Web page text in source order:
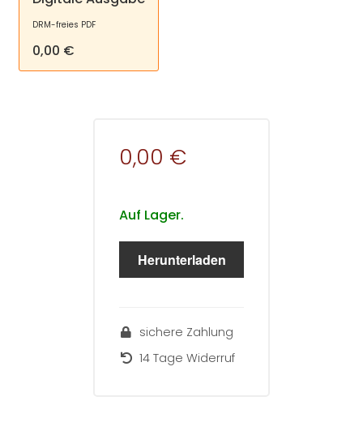
DRM-freies PDF
0,00 €
0,00 €
Auf Lager.
Herunterladen
sichere Zahlung
14 Tage Widerruf